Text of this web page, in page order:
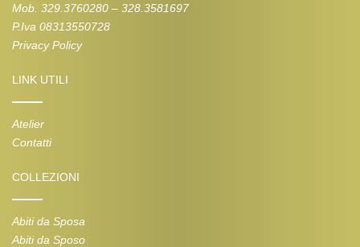
Mob. 329.3760280 – 328.3581697
P.Iva 08313550728
Privacy Policy
LINK UTILI
Atelier
Contatti
COLLEZIONI
Abiti da Sposa
Abiti da Sposo